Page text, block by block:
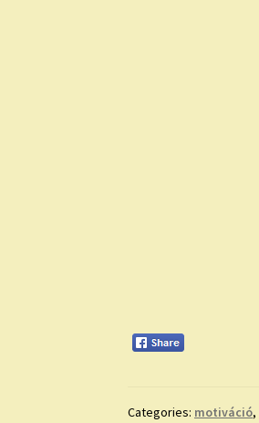
Categories: motiváció,